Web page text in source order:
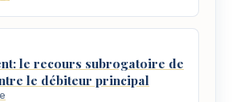
le recours subrogatoire de
le débiteur principal